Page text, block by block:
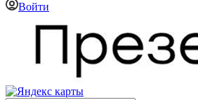
Войти